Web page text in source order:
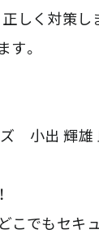
しく対策し
す。
ズ 小出 輝雄
でもセキ